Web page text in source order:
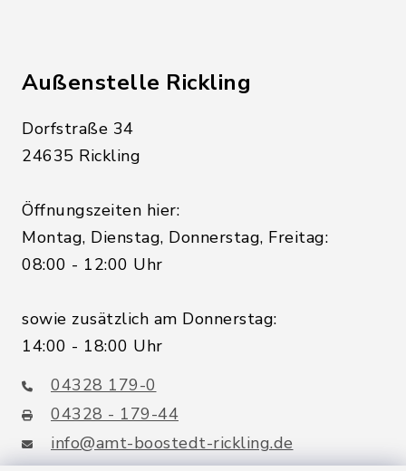
Außenstelle Rickling
Dorfstraße 34
24635 Rickling
Öffnungszeiten hier:
Montag, Dienstag, Donnerstag, Freitag:
08:00 - 12:00 Uhr
sowie zusätzlich am Donnerstag:
14:00 - 18:00 Uhr
04328 179-0
04328 - 179-44
info@amt-boostedt-rickling.de